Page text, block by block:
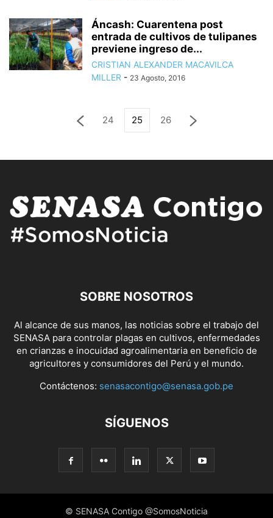
Áncash: Cuarentena post
entrada de cultivos de tulipanes
previene ingreso de...
CRISTIAN ALEXANDER MACAVILCA
MILLER - 23 Agosto, 2016
24 25 26
SOBRE NOSOTROS
Al alcance de sus manos, las noticias sobre el trabajo del
SENASA para controlar plagas en cultivos, enfermedades
en crianzas e inocuidad agroalimentaria en beneficio de
agricultores y consumidores del Perú y el mundo.
Contáctenos: senasacontigo@senasa.gob.pe
SÍGUENOS
© SENASA Contigo @SomosNoticia